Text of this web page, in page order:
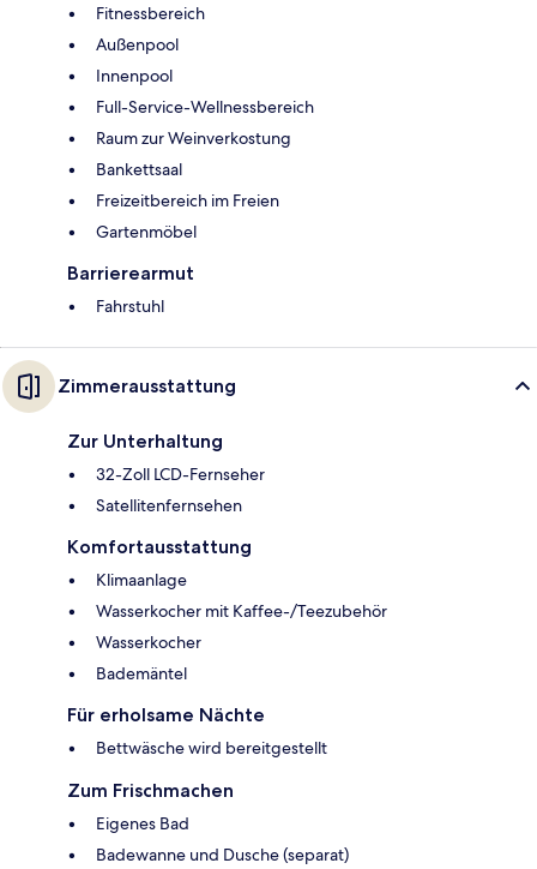
Fitnessbereich
Außenpool
Innenpool
Full-Service-Wellnessbereich
Raum zur Weinverkostung
Bankettsaal
Freizeitbereich im Freien
Gartenmöbel
Barrierearmut
Fahrstuhl
Zimmerausstattung
Zur Unterhaltung
32-Zoll LCD-Fernseher
Satellitenfernsehen
Komfortausstattung
Klimaanlage
Wasserkocher mit Kaffee-/Teezubehör
Wasserkocher
Bademäntel
Für erholsame Nächte
Bettwäsche wird bereitgestellt
Zum Frischmachen
Eigenes Bad
Badewanne und Dusche (separat)